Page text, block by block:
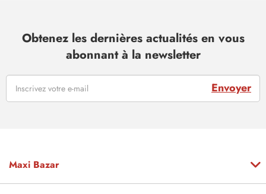
Obtenez les dernières actualités en vous
abonnant à la newsletter
Envoyer
Maxi Bazar